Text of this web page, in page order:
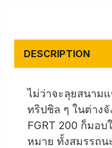
DESCRIPTION
ไม่ว่าจะลุยสนาม
ทริปชิล ๆ ในต่าง
FGRT 200 ก็มอ
หมาย ทั้งสมรรถน